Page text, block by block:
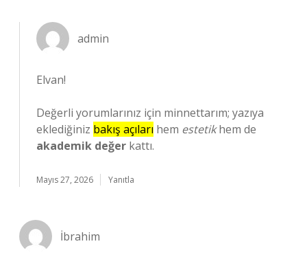
admin
Elvan!
Değerli yorumlarınız için minnettarım; yazıya
eklediğiniz bakış açıları hem estetikhem de
akademik değer kattı.
Mayıs 27, 2026 Yanıtla
İbrahim